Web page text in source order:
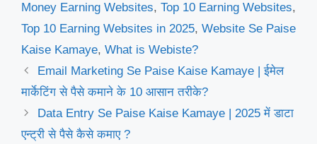
Money Earning Websites, Top 10 Earning Websites,
Top 10 Earning Websites in 2025, Website Se Paise
Kaise Kamaye, What is Webiste?
Email Marketing Se Paise Kaise Kamaye | ईमेल
मार्केटिंग से पैसे कमाने के 10 आसान तरीके?
Data Entry Se Paise Kaise Kamaye | 2025 में डाटा
एन्ट्री से पैसे कैसे कमाए ?